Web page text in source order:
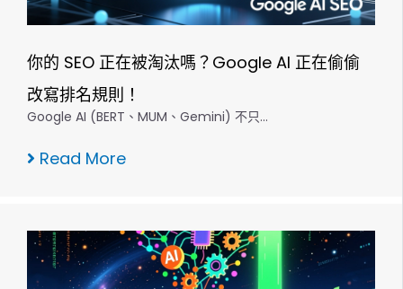
你的 SEO 正在被淘汰嗎？Google AI 正在偷偷
改寫排名規則！
Google AI (BERT、MUM、Gemini) 不只…
Read More